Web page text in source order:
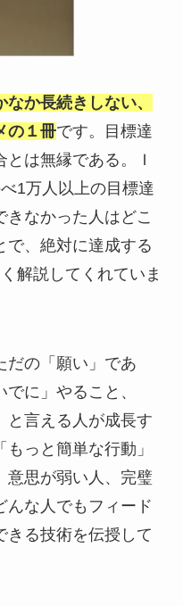
なか長続きしない、
の１冊です。目標達
は無縁である。Ｉ
1万人以上の目標達
きなかった人はどこ
で、絶対に達成する
解説してくれていま
だの「願い」であ
に」やること、
と言える人が成長す
っと簡単な行動」
意思が弱い人、完璧
んな人でもフィード
きる技術を伝授して